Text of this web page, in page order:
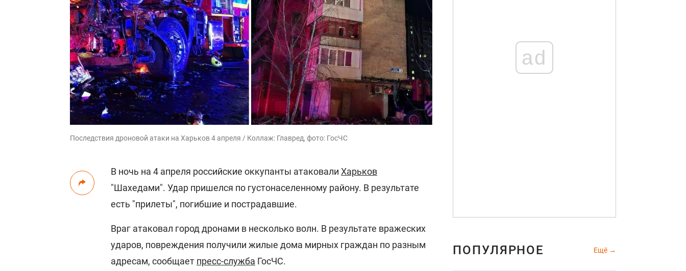
Последствия дроновой атаки на Харьков 4 апреля / Коллаж: Главред, фото: ГосЧС
В ночь на 4 апреля российские оккупанты атаковали Харьков
"Шахедами". Удар пришелся по густонаселенному району. В результате
есть "прилеты", погибшие и пострадавшие.
Враг атаковал город дронами в несколько волн. В результате вражеских
ударов, повреждения получили жилые дома мирных граждан по разным
адресам, сообщает пресс-служба ГосЧС.
ad
ПОПУЛЯРНОЕ Ещё